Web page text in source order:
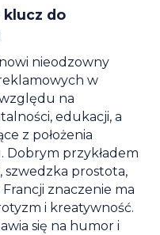
klucz do
nieodzowny
w
na
edukacji, a
z położenia
przykładem
szwedzka prostota,
znaczenie ma
i kreatywność.
się na humor i